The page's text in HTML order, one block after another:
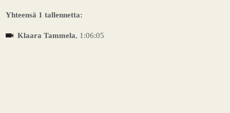
Yhteensä 1 tallennetta:
Klaara Tammela, 1:06:05